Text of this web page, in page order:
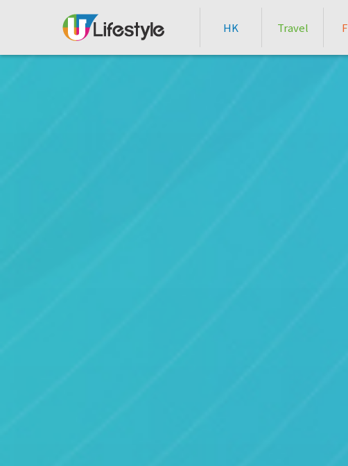
HK Travel